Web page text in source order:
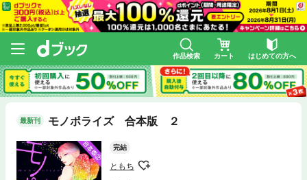
作品検索 カート はじめての方へ
最新刊 モノポライズ 合本版 ２
完結
ともち